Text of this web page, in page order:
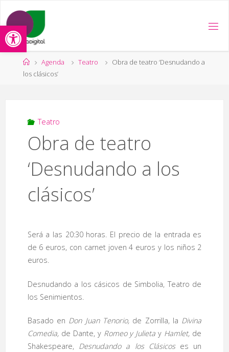
Abrir barra de herramientas
contenido
Página
de
Agenda Teatro
Obra de teatro ‘Desnudando a
los clásicos’
Teatro
Obra de teatro
‘Desnudando a los
clásicos’
Será a las 20:30 horas. El precio de la entrada es
de 6 euros, con carnet joven 4 euros y los niños 2
euros.
Desnudando a los cásicos de Simbolia, Teatro de
los Senimientos.
Basado en Don Juan Tenorio, de Zorrilla, la Divina
Comedia, de Dante, y Romeo y Julietay Hamlet, de
Shakespeare, Desnudando a los Clásicos es un